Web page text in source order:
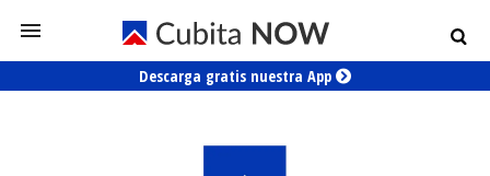
Descarga gratis nuestra App